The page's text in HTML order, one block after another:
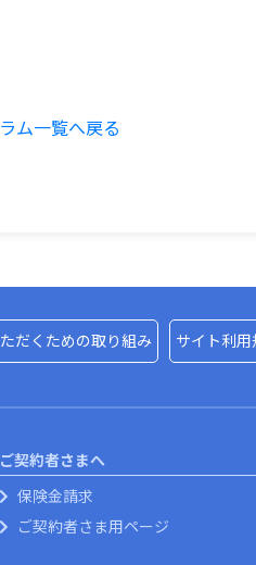
ム一覧へ戻る
だくための取り組み サイト利用
ご契約者さまへ
保険金請求
ご契約者さま用ページ